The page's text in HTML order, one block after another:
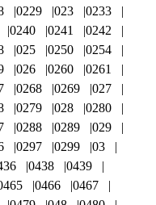
0229 023
0233
0240 0241
0242
025 0250
0254
026 0260
0261
0268 0269
027
0279 028
0280
0288 0289
029
0297 0299
03
0438
0439
0466
0467